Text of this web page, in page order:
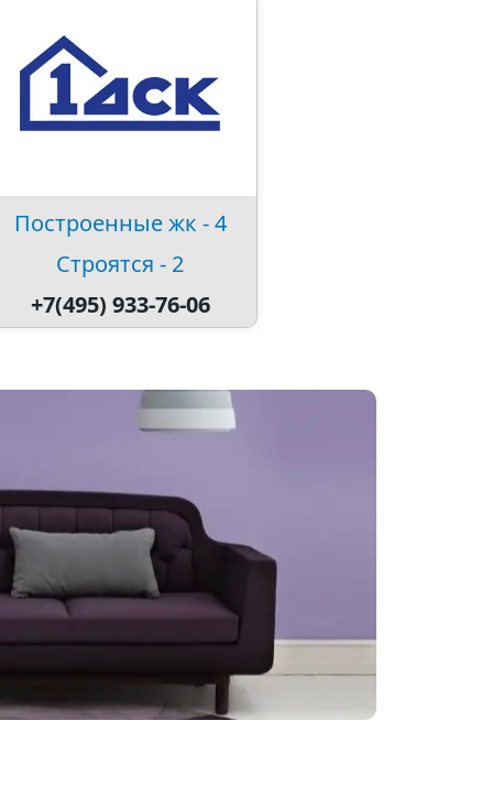
Построенные жк - 4
Строятся - 2
+7(495) 933-76-06